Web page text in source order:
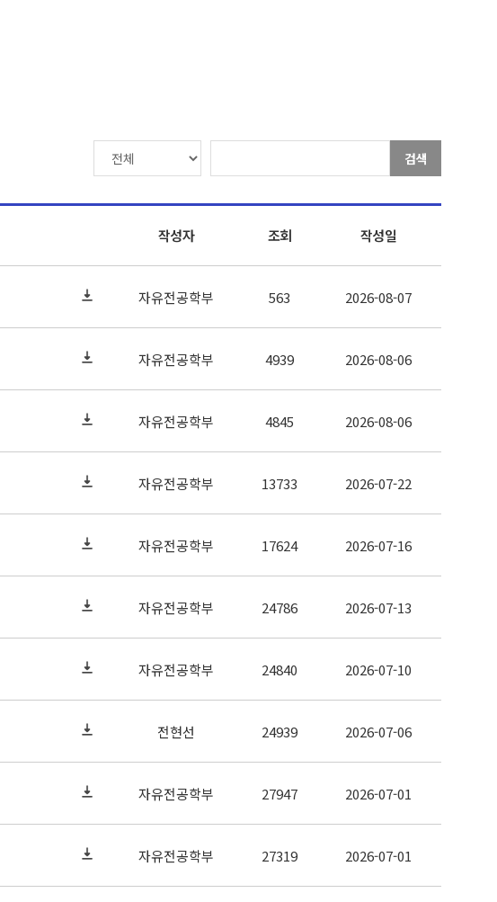
검색
작성자 조회 작성일
자유전공학부 563 2026-08-07
자유전공학부 4939 2026-08-06
자유전공학부 4845 2026-08-06
자유전공학부 13733 2026-07-22
자유전공학부 17624 2026-07-16
자유전공학부 24786 2026-07-13
자유전공학부 24840 2026-07-10
전현선 24939 2026-07-06
자유전공학부 27947 2026-07-01
자유전공학부 27319 2026-07-01